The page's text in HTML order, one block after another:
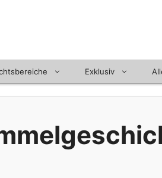
Exklusiv